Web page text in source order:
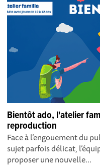
Bientôt ado, l'atelier
reproduction
Face à l’engouement du
sujet parfois délicat,
proposer une nouvelle...